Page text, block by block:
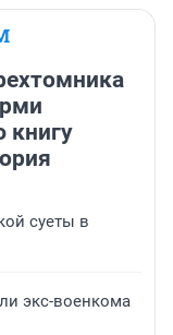
книгу
суеты в
экс-военкома